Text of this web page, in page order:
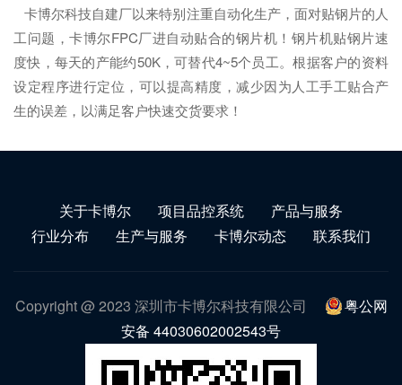
卡博尔科技自建厂以来特别注重自动化生产，面对贴钢片的人
工问题，卡博尔FPC厂进自动贴合的钢片机！钢片机贴钢片速
度快，每天的产能约50K，可替代4~5个员工。根据客户的资料
设定程序进行定位，可以提高精度，减少因为人工手工贴合产
生的误差，以满足客户快速交货要求！
关于卡博尔 项目品控系统
产品与服务
行业分布
生产与服务 卡博尔动态 联系我们
Copyright @ 2023 深圳市卡博尔科技有限公司
粤公网
安备 44030602002543号